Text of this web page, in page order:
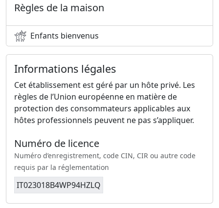
Règles de la maison
Enfants bienvenus
Informations légales
Cet établissement est géré par un hôte privé. Les
règles de l’Union européenne en matière de
protection des consommateurs applicables aux
hôtes professionnels peuvent ne pas s’appliquer.
Numéro de licence
Numéro d’enregistrement, code CIN, CIR ou autre code
requis par la réglementation
IT023018B4WP94HZLQ